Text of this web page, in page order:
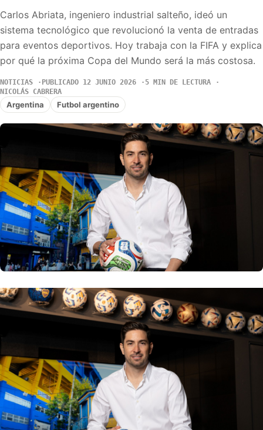
Carlos Abriata, ingeniero industrial salteño, ideó un
sistema tecnológico que revolucionó la venta de entradas
para eventos deportivos. Hoy trabaja con la FIFA y explica
por qué la próxima Copa del Mundo será la más costosa.
NOTICIAS PUBLICADO 12 JUNIO 2026
5 MIN DE LECTURA
NICOLÁS CABRERA
Argentina Futbol argentino